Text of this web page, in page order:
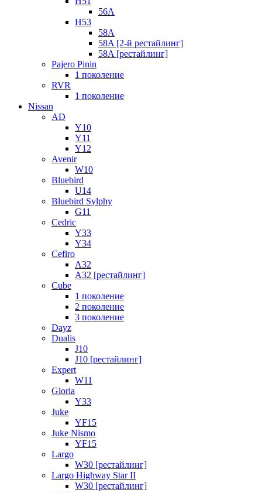
56A
H53
58A
58A [2-й рестайлинг]
58A [рестайлинг]
Pajero Pinin
1 поколение
RVR
1 поколение
Nissan
AD
Y10
Y11
Y12
Avenir
W10
Bluebird
U14
Bluebird Sylphy
G11
Cedric
Y33
Y34
Cefiro
A32
A32 [рестайлинг]
Cube
1 поколение
2 поколение
3 поколение
Dayz
Dualis
J10
J10 [рестайлинг]
Expert
W11
Gloria
Y33
Juke
YF15
Juke Nismo
YF15
Largo
W30 [рестайлинг]
Largo Highway Star II
W30 [рестайлинг]